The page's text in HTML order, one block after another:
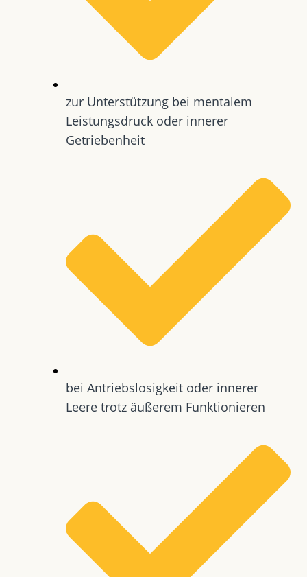
zur Unterstützung bei mentalem
Leistungsdruck oder innerer
Getriebenheit
bei Antriebslosigkeit oder innerer
Leere trotz äußerem Funktionieren